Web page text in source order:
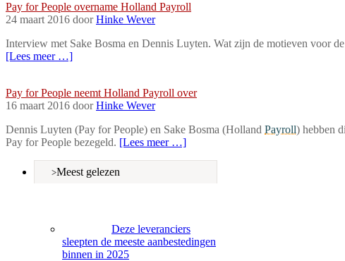
Pay for People overname Holland Payroll
24 maart 2016 doorHinke Wever
Interview met Sake Bosma en Dennis Luyten. Wat zijn de motieven voor
[Lees meer …]
Pay for People neemt Holland Payroll over
16 maart 2016 doorHinke Wever
Dennis Luyten (Pay for People) en Sake Bosma (Holland Payroll) hebben
Pay for People bezegeld. [Lees meer …]
Meest gelezen
Deze leveranciers
sleepten de meeste aanbestedingen
binnen in 2025